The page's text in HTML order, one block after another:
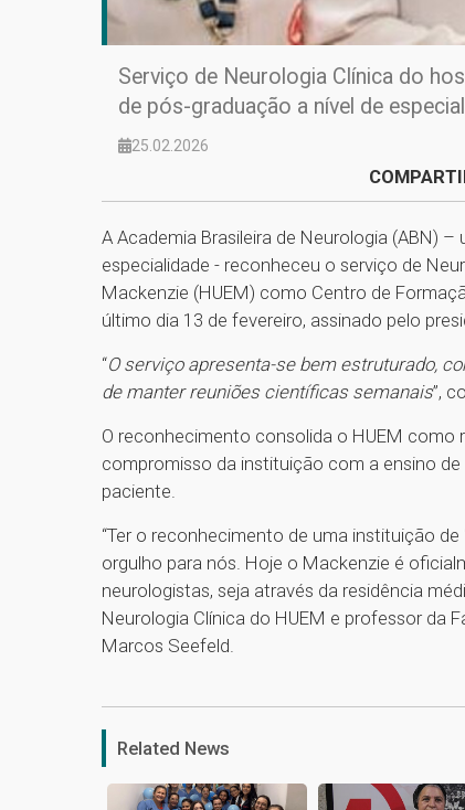
Serviço de Neurologia Clínica do
de pós-graduação a nível de
25.02.2026
A Academia Brasileira de Neurologia (ABN)
especialidade - reconheceu o serviço de
Mackenzie (HUEM) como Centro de
último dia 13 de fevereiro, assinado pelo
“O serviço apresenta-se bem estruturado,
de manter reuniões científicas semanais”,
O reconhecimento consolida o HUEM
compromisso da instituição com a ensino
paciente.
“Ter o reconhecimento de uma instituição de
orgulho para nós. Hoje o Mackenzie é
neurologistas, seja através da residência
Neurologia Clínica do HUEM e professor da
Marcos Seefeld.
Related News